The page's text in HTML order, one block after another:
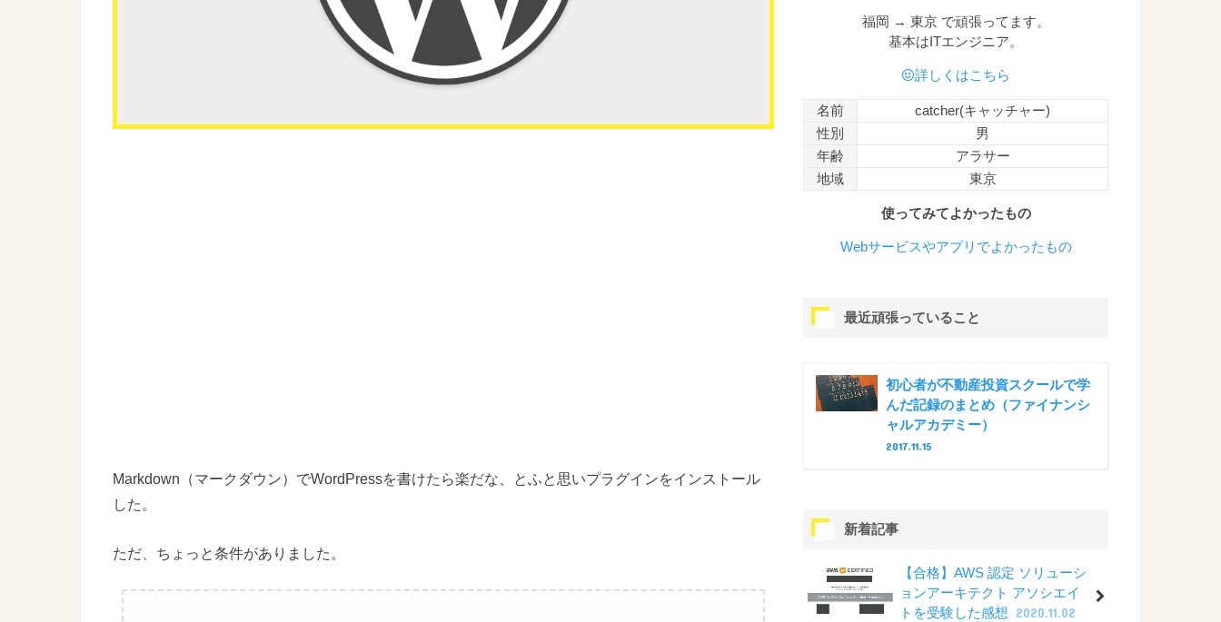
Markdown（マークダウン）でWordPressを書けたら楽だな、とふと思いプラグインをインストール
した。
ただ、ちょっと条件がありました。
福岡 → 東京 で頑張ってます。
基本はITエンジニア。
詳しくはこちら
名前
catcher(キャッチャー)
性別
男
年齢
アラサー
地域
東京
使ってみてよかったもの
Webサービスやアプリでよかったもの
最近頑張っていること
初心者が不動産投資スクールで学
んだ記録のまとめ（ファイナンシ
ャルアカデミー）
2017.11.15
新着記事
【合格】AWS 認定 ソリューシ
ョンアーキテクト アソシエイ
トを受験した感想
2020.11.02